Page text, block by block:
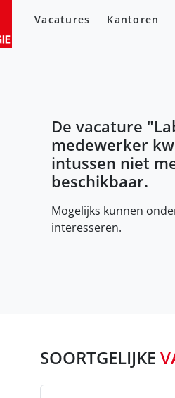
Vacatures Kantoren
De vacature "
medewerker
intussen niet
beschikbaar.
Mogelijks kunnen
interesseren.
SOORTGELIJKE